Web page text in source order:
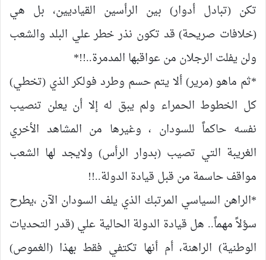
تكن (تبادل أدوار) بين الرأسين القياديين، بل هي
(خلافات صريحة) قد تكون نذر خطر علي البلد والشعب
ولن يفلت الرجلان من عواقبها المدمرة..!!*
*ثم ماهو (مرير) ألا يتم حسم وطرد فولكر الذي (تخطي)
كل الخطوط الحمراء ولم يبق له إلا أن يعلن تنصيب
نفسه حاكماً للسودان ، وغيرها من المشاهد الأخري
الغريبة التي تصيب (بدوار الرأس) ولايجد لها الشعب
مواقف حاسمة من قبل قيادة الدولة..!!
*الراهن السياسي المرتبك الذي يلف السودان الآن ،يطرح
سؤلاً مهماً.. هل قيادة الدولة الحالية علي (قدر التحديات
الوطنية) الراهنة، أم أنها تكتفي فقط بهذا (الغموص)